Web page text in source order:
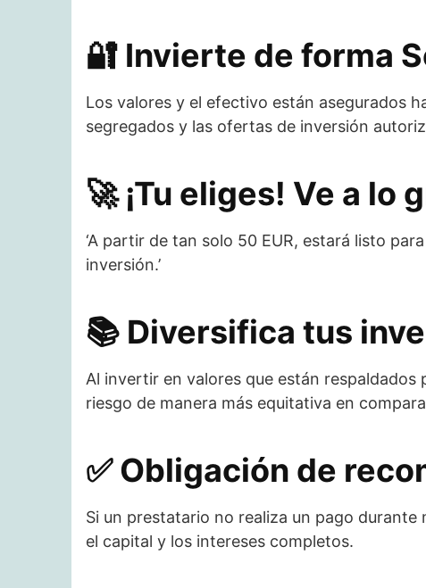
🔐 ​Invierte de forma
Los valores y el efectivo están asegurados
segregados y las ofertas de inversión
🚀​ ¡Tu eliges! Ve a lo
‘A partir de tan solo 50 EUR, estará listo
inversión.’
📚​ Diversifica tus
Al invertir en valores que están
riesgo de manera más equitativa en
✅ ​Obligación de
Si un prestatario no realiza un pago
el capital y los intereses completos.